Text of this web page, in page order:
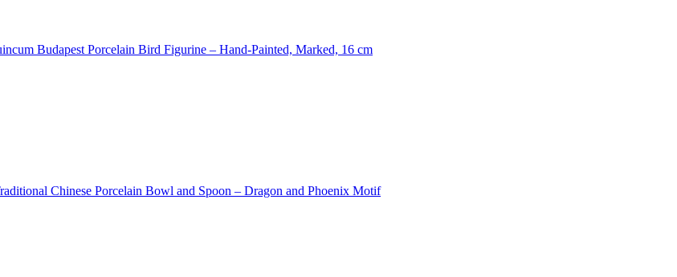
Budapest Porcelain Bird Figurine – Hand-Painted, Marked, 16 cm
Chinese Porcelain Bowl and Spoon – Dragon and Phoenix Motif